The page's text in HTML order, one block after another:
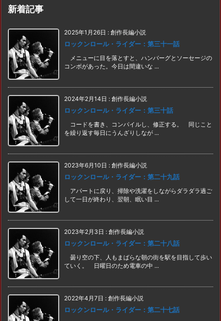
新着記事
2025年1月26日 : 創作長編小説
ロックンロール・ライダー：第三十一話
メニューに目を落とすと、ハンバーグとソーセージの
コンボがあった。今日は間違いな ...
2024年2月14日 : 創作長編小説
ロックンロール・ライダー：第三十話
コードを書き、コンパイルし、修正する。 同じこと
を繰り返す毎日にうんざりしなが ...
2023年6月10日 : 創作長編小説
ロックンロール・ライダー：第二十九話
アパートに戻り、掃除や洗濯をしながらダラダラ過ご
して一日が終わり、翌朝、眠い目 ...
2023年2月3日 : 創作長編小説
ロックンロール・ライダー：第二十八話
曇り空の下、人もまばらな朝の街を駅を目指して歩い
ていく。 日曜日のため電車の中 ...
2022年4月7日 : 創作長編小説
ロックンロール・ライダー：第二十七話